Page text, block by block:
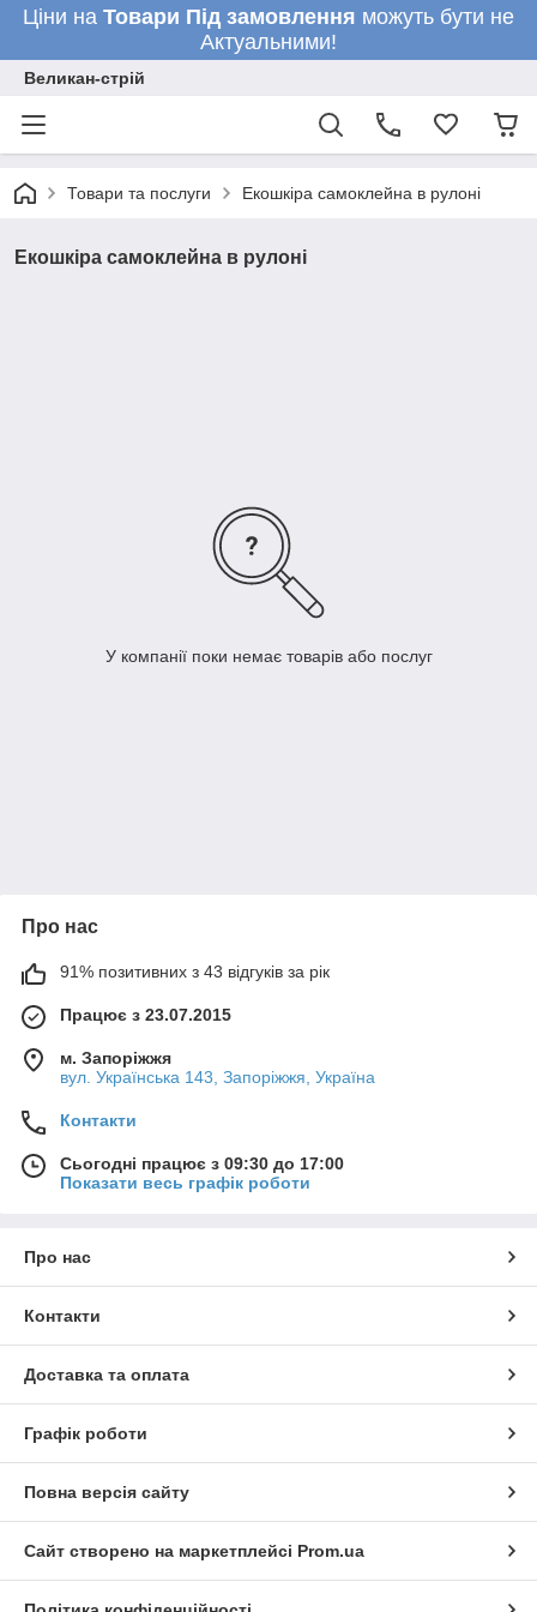
Ціни на Товари Під замовлення можуть бути не
Актуальними!
Великан-стрій
Товари та послуги Екошкіра самоклейна в рулоні
Екошкіра самоклейна в рулоні
У компанії поки немає товарів або послуг
Про нас
91% позитивних з 43 відгуків за рік
Працює з 23.07.2015
м. Запоріжжя
вул. Українська 143, Запоріжжя, Україна
Контакти
Сьогодні працює з 09:30 до 17:00
Показати весь графік роботи
Про нас
Контакти
Доставка та оплата
Графік роботи
Повна версія сайту
Сайт створено на маркетплейсі Prom.ua